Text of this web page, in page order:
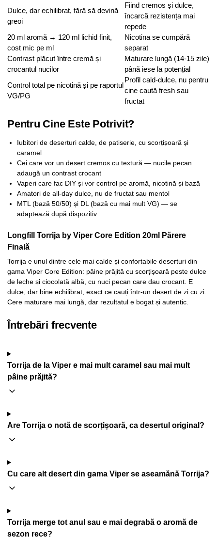
Dulce, dar echilibrat, fără să devină
greoi
Fiind cremos și dulce,
încarcă rezistența mai
repede
20 ml aromă → 120 ml lichid finit,
cost mic pe ml
Nicotina se cumpără
separat
Contrast plăcut între cremă și
crocantul nucilor
Maturare lungă (14-15 zile)
până iese la potențial
Control total pe nicotină și pe raportul
VG/PG
Profil cald-dulce, nu pentru
cine caută fresh sau
fructat
Pentru Cine Este Potrivit?
Iubitori de deserturi calde, de patiserie, cu scorțișoară și
caramel
Cei care vor un desert cremos cu textură — nucile pecan
adaugă un contrast crocant
Vaperi care fac DIY și vor control pe aromă, nicotină și bază
Amatori de all-day dulce, nu de fructat sau mentol
MTL (bază 50/50) și DL (bază cu mai mult VG) — se
adaptează după dispozitiv
Longfill Torrija by Viper Core Edition 20ml Părere
Finală
Torrija e unul dintre cele mai calde și confortabile deserturi din
gama Viper Core Edition: pâine prăjită cu scorțișoară peste dulce
de leche și ciocolată albă, cu nuci pecan care dau crocant. E
dulce, dar bine echilibrat, exact ce cauți într-un desert de zi cu zi.
Cere maturare mai lungă, dar rezultatul e bogat și autentic.
Întrebări frecvente
Torrija de la Viper e mai mult caramel sau mai mult
pâine prăjită?
Are Torrija o notă de scorțișoară, ca desertul original?
Cu care alt desert din gama Viper se aseamănă Torrija?
Torrija merge tot anul sau e mai degrabă o aromă de
sezon rece?